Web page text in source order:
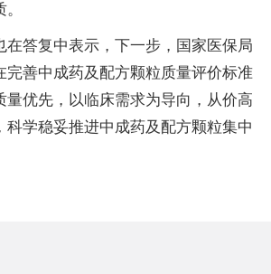
在答复中表示，下一步，国家医保局
完善中成药及配方颗粒质量评价标准
量优先，以临床需求为导向，从价高
科学稳妥推进中成药及配方颗粒集中